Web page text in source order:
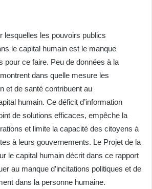
lesquelles les pouvoirs publics
le capital humain est le manque
pour ce faire. Peu de données à la
dans quelle mesure les
et de santé contribuent au
humain. Ce déficit d’information
de solutions efficaces, empêche la
et limite la capacité des citoyens à
à leurs gouvernements. Le Projet de la
le capital humain décrit dans ce rapport
au manque d’incitations politiques et de
dans la personne humaine.